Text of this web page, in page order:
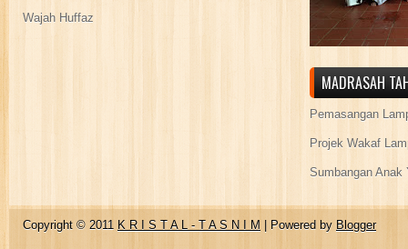
Wajah Huffaz
MADRASAH
Pemasangan
Projek Wakaf
Sumbangan Anak
Copyright © 2011 K R I S T A L - T A S N I M | Powered by Blogger